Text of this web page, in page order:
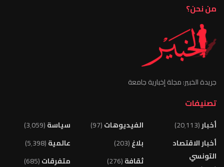
من نحن؟
جريدة الخبير: مجلة إخبارية جامعة
تصنيفات
أخبار(20٬113)
أخبار الاقتصاد
التونسي
الفيديوهات(97)
بلاغ(203)
ثقافة(276)
سياسة(3٬059)
عالمية(5٬398)
متفرقات(685)